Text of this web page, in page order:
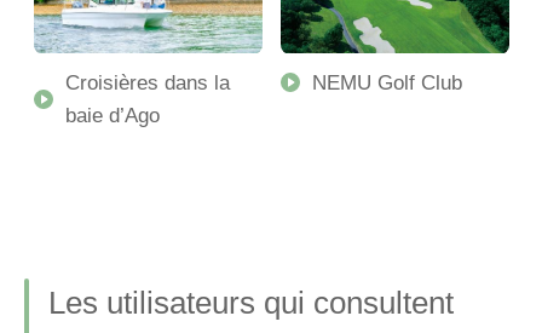
Croisières dans la
baie d’Ago
NEMU Golf Club
Les utilisateurs qui consultent